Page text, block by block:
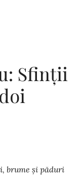
Sfinții
brume și păduri